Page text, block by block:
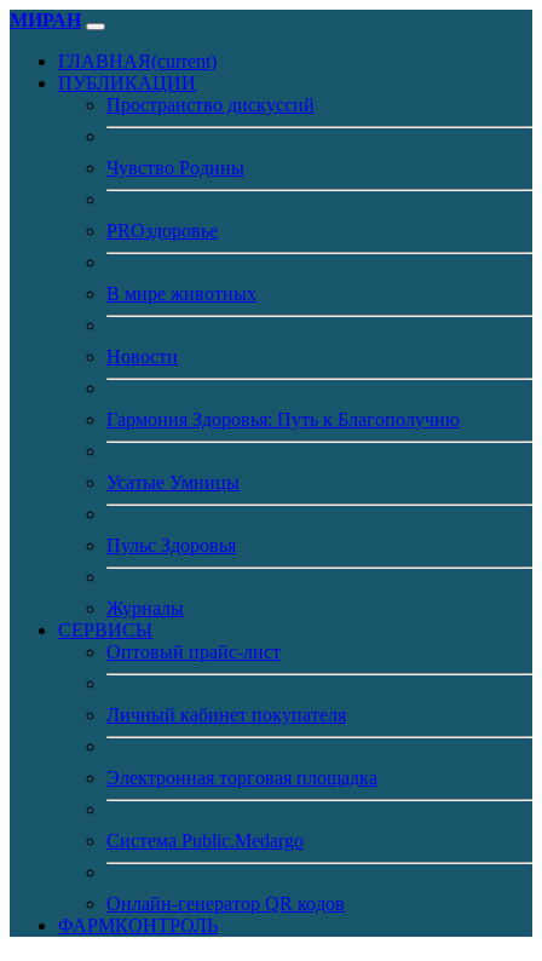
МИРАН
ГЛАВНАЯ(current)
ПУБЛИКАЦИИ
Пространство дискуссий
Чувство Родины
PROздоровье
В мире животных
Новости
Гармония Здоровья: Путь к Благополучию
Усатые Умницы
Пульс Здоровья
Журналы
CЕРВИСЫ
Оптовый прайс-лист
Личный кабинет покупателя
Электронная торговая площадка
Система Public.Medargo
Онлайн-генератор QR кодов
ФАРМКОНТРОЛЬ